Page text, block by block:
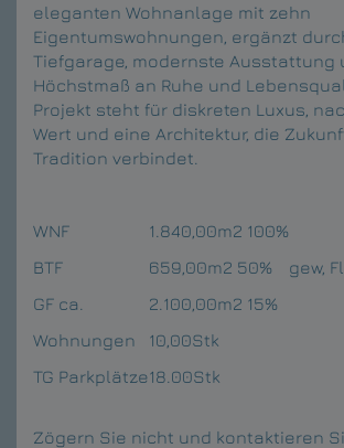
eleganten Wohnanlage mit zehn
Eigentumswohnungen, ergänzt
Tiefgarage, modernste Ausstattung
Höchstmaß an Ruhe und
Projekt steht für diskreten Luxus,
Wert und eine Architektur, die
Tradition verbindet.
WNF
1.840,00m2 100%
BTF
659,00m2 50%
gew,
GF ca.
2.100,00m2 15%
Wohnungen
10,00Stk
TG Parkplätze18.00Stk
Zögern Sie nicht und kontaktieren